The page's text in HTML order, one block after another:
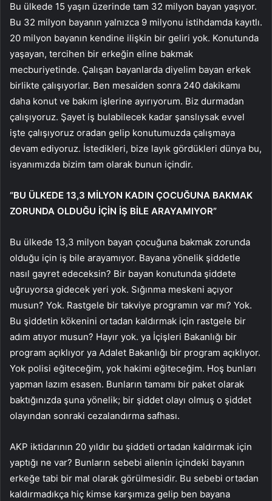
Bu ülkede 15 yaşın üzerinde tam 32 milyon bayan yaşıyor.
Bu 32 milyon bayanın yalnızca 9 milyonu istihdamda kayıtlı.
20 milyon bayanın kendine ilişkin bir geliri yok. Konutunda
yaşayan, tercihen bir erkeğin eline bakmak
mecburiyetinde. Çalışan bayanlarda diyelim bayan erkek
birlikte çalışıyorlar. Ben mesaiden sonra 240 dakikamı
daha konut ve bakım işlerine ayırıyorum. Biz durmadan
çalışıyoruz. Şayet iş bulabilecek kadar şanslıysak evvel
işte çalışıyoruz oradan gelip konutumuzda çalışmaya
devam ediyoruz. İstedikleri, bize layık gördükleri dünya bu,
isyanımızda bizim tam olarak bunun içindir.
“BU ÜLKEDE 13,3 MİLYON KADIN ÇOCUĞUNA BAKMAK
ZORUNDA OLDUĞU İÇİN İŞ BİLE ARAYAMIYOR”
Bu ülkede 13,3 milyon bayan çocuğuna bakmak zorunda
olduğu için iş bile arayamıyor. Bayana yönelik şiddetle
nasıl gayret edeceksin? Bir bayan konutunda şiddete
uğruyorsa gidecek yeri yok. Sığınma meskeni açıyor
musun? Yok. Rastgele bir takviye programın var mı? Yok.
Bu şiddetin kökenini ortadan kaldırmak için rastgele bir
adım atıyor musun? Hayır yok. ya İçişleri Bakanlığı bir
program açıklıyor ya Adalet Bakanlığı bir program açıklıyor.
Yok polisi eğiteceğim, yok hakimi eğiteceğim. Hoş bunları
yapman lazım esasen. Bunların tamamı bir paket olarak
baktığınızda şuna yönelik; bir şiddet olayı olmuş o şiddet
olayından sonraki cezalandırma safhası.
AKP iktidarının 20 yıldır bu şiddeti ortadan kaldırmak için
yaptığı ne var? Bunların sebebi ailenin içindeki bayanın
erkeğe tabi bir mal olarak görülmesidir. Bu sebebi ortadan
kaldırmadıkça hiç kimse karşımıza gelip ben bayana